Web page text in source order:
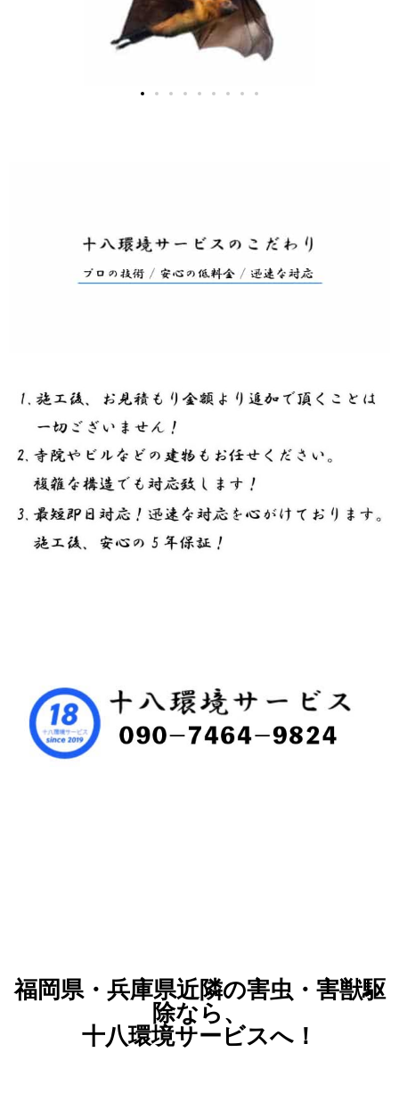
福岡県・兵庫県近隣の害虫・害獣駆
除なら、
十八環境サービスへ！